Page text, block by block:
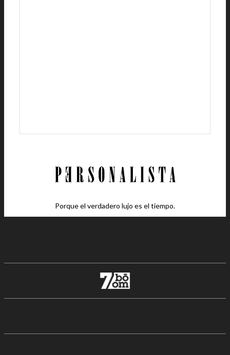
Porque el verdadero lujo es el tiempo.